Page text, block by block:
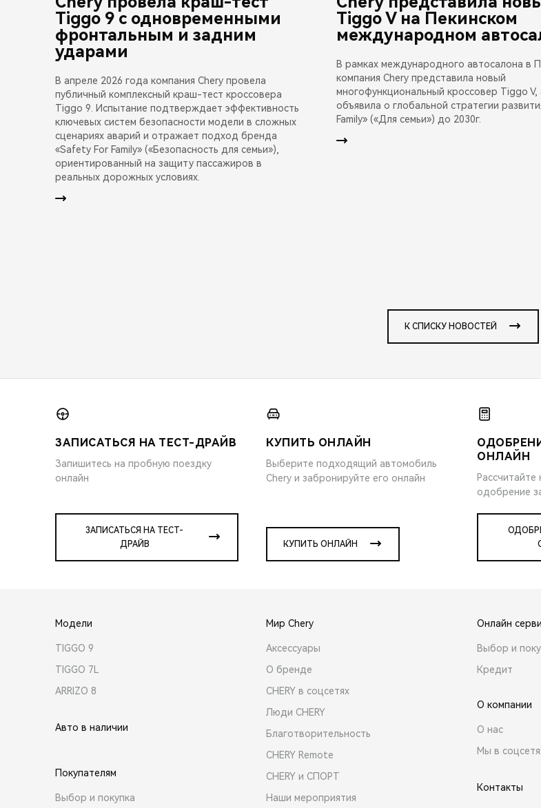
Tiggo 9 с одновременными
фронтальным и задним
ударами
В апреле 2026 года компания Chery провела
публичный комплексный краш-тест кроссовера
Tiggo 9. Испытание подтверждает эффективность
ключевых систем безопасности модели в сложных
сценариях аварий и отражает подход бренда
«Safety For Family» («Безопасность для семьи»),
ориентированный на защиту пассажиров в
реальных дорожных условиях.
Tiggo V на Пекинском
международном
В рамках международного автосалона в
компания Chery представила новый
многофункциональный кроссовер Tiggo V,
объявила о глобальной стратегии
Family» («Для семьи») до 2030г.
К СПИСКУ НОВОСТЕЙ
ЗАПИСАТЬСЯ НА ТЕСТ-ДРАЙВ
Запишитесь на пробную поездку
онлайн
ЗАПИСАТЬСЯ НА ТЕСТ-
ДРАЙВ
КУПИТЬ ОНЛАЙН
Выберите подходящий автомобиль
Chery и забронируйте его онлайн
КУПИТЬ ОНЛАЙН
ОНЛАЙН
одобрение
Модели
TIGGO 9
TIGGO 7L
ARRIZO 8
Авто в наличии
Покупателям
Выбор и покупка
Мир Chery
Аксессуары
О бренде
CHERY в соцсетях
Люди CHERY
Благотворительность
CHERY Remote
CHERY и СПОРТ
Наши мероприятия
Онлайн
Выбор и
Кредит
О компании
О нас
Мы в
Контакты